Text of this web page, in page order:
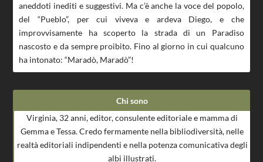
aneddoti inediti e suggestivi. Ma c’è anche la voce del popolo,
del “Pueblo”, per cui viveva e ardeva Diego, e che
improvvisamente ha scoperto la strada di un Paradiso
nascosto e da sempre proibito. Fino al giorno in cui qualcuno
ha intonato: “Maradò, Maradò”!
Chi sono
Virginia, 32 anni, editor, consulente editoriale e mamma di
Gemma e Tessa. Credo fermamente nella bibliodiversità, nelle
realtà editoriali indipendenti e nella potenza comunicativa degli
albi illustrati.